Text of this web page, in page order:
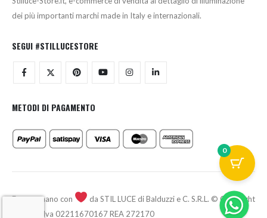
dei più importanti marchi made in Italy e internazionali.
SEGUI #STILLUCESTORE
METODI DI PAGAMENTO
Fatto a mano con
da STIL LUCE di Balduzzi e C. S.R.L. © Copyright
2026 - P.Iva 02211670167 REA 272170
0